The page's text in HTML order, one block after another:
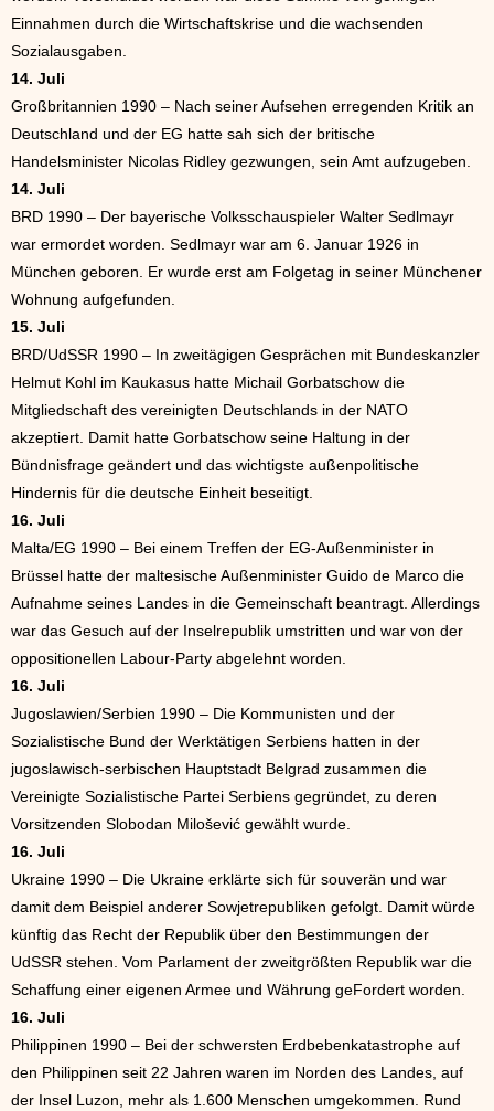
Einnahmen durch die Wirtschaftskrise und die wachsenden
Sozialausgaben.
14. Juli
Großbritannien 1990 – Nach seiner Aufsehen erregenden Kritik an
Deutschland und der EG hatte sah sich der britische
Handelsminister Nicolas Ridley gezwungen, sein Amt aufzugeben.
14. Juli
BRD 1990 – Der bayerische Volksschauspieler Walter Sedlmayr
war ermordet worden. Sedlmayr war am 6. Januar 1926 in
München geboren. Er wurde erst am Folgetag in seiner Münchener
Wohnung aufgefunden.
15. Juli
BRD/UdSSR 1990 – In zweitägigen Gesprächen mit Bundeskanzler
Helmut Kohl im Kaukasus hatte Michail Gorbatschow die
Mitgliedschaft des vereinigten Deutschlands in der NATO
akzeptiert. Damit hatte Gorbatschow seine Haltung in der
Bündnisfrage geändert und das wichtigste außenpolitische
Hindernis für die deutsche Einheit beseitigt.
16. Juli
Malta/EG 1990 – Bei einem Treffen der EG-Außenminister in
Brüssel hatte der maltesische Außenminister Guido de Marco die
Aufnahme seines Landes in die Gemeinschaft beantragt. Allerdings
war das Gesuch auf der Inselrepublik umstritten und war von der
oppositionellen Labour-Party abgelehnt worden.
16. Juli
Jugoslawien/Serbien 1990 – Die Kommunisten und der
Sozialistische Bund der Werktätigen Serbiens hatten in der
jugoslawisch-serbischen Hauptstadt Belgrad zusammen die
Vereinigte Sozialistische Partei Serbiens gegründet, zu deren
Vorsitzenden Slobodan Milošević gewählt wurde.
16. Juli
Ukraine 1990 – Die Ukraine erklärte sich für souverän und war
damit dem Beispiel anderer Sowjetrepubliken gefolgt. Damit würde
künftig das Recht der Republik über den Bestimmungen der
UdSSR stehen. Vom Parlament der zweitgrößten Republik war die
Schaffung einer eigenen Armee und Währung geFordert worden.
16. Juli
Philippinen 1990 – Bei der schwersten Erdbebenkatastrophe auf
den Philippinen seit 22 Jahren waren im Norden des Landes, auf
der Insel Luzon, mehr als 1.600 Menschen umgekommen. Rund